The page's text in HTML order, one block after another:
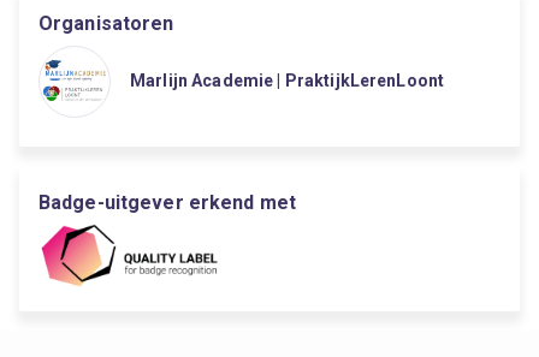
Organisatoren
Marlijn Academie | PraktijkLerenLoont
Badge-uitgever erkend met